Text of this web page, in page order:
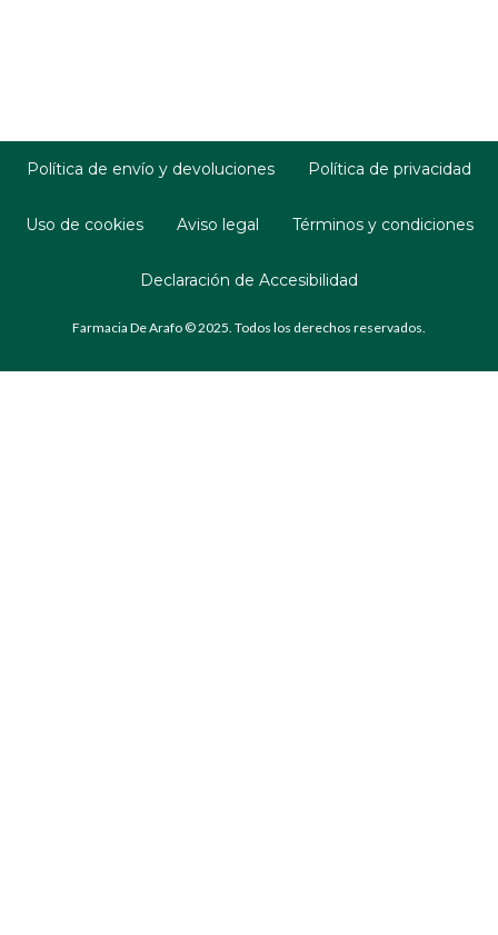
Política de envío y devoluciones Política de privacidad
Uso de cookies Aviso legal Términos y condiciones
Declaración de Accesibilidad
Farmacia De Arafo © 2025. Todos los derechos reservados.